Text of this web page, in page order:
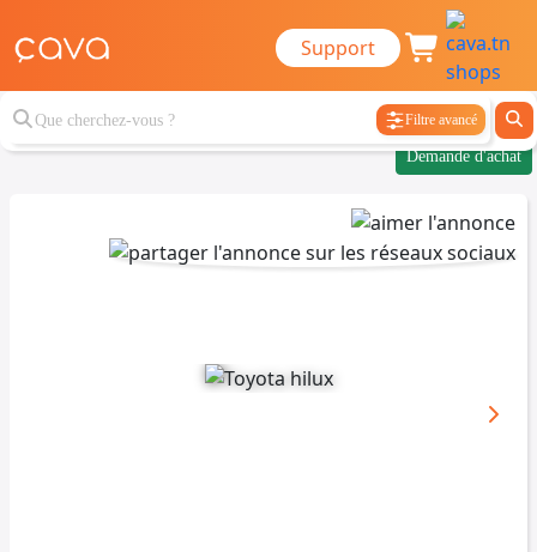
Support
Filtre avancé
Demande d'achat